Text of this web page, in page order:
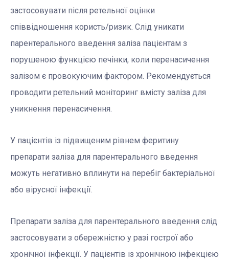
застосовувати після ретельної оцінки
співвідношення користь/ризик. Слід уникати
парентерального введення заліза пацієнтам з
порушеною функцією печінки, коли перенасичення
залізом є провокуючим фактором. Рекомендується
проводити ретельний моніторинг вмісту заліза для
уникнення перенасичення.
У пацієнтів із підвищеним рівнем феритину
препарати заліза для парентерального введення
можуть негативно вплинути на перебіг бактеріальної
або вірусної інфекції.
Препарати заліза для парентерального введення слід
застосовувати з обережністю у разі гострої або
хронічної інфекції. У пацієнтів із хронічною інфекцією